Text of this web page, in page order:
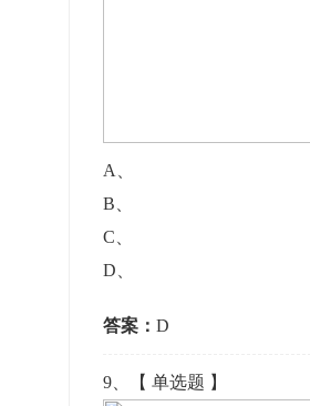
A
B
C
D
答案： D
9 、【 单选题 】